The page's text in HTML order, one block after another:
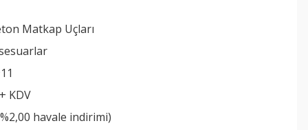
Matkap Uçları
KDV
havale indirimi)